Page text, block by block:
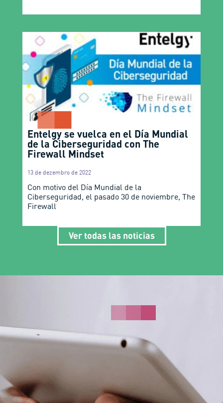
Entelgy se vuelca en el Día Mundial
de la Ciberseguridad con The
Firewall Mindset
13 de dezembro de 2022
Con motivo del Día Mundial de la
Ciberseguridad, el pasado 30 de noviembre, The
Firewall
Ver todas las noticias